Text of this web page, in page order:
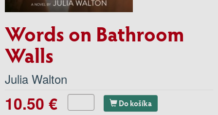
Words on Bathroom
Walls
Julia Walton
10.50 € Do košíka